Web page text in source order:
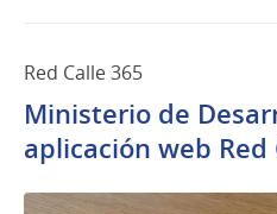
Red Calle 365
Ministerio de
aplicación web Red